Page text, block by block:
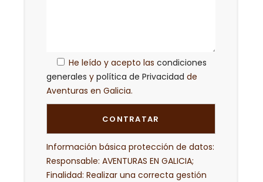
He leído y acepto las condiciones
generales y política de Privacidad de
Aventuras en Galicia.
Información básica protección de datos:
Responsable: AVENTURAS EN GALICIA;
Finalidad: Realizar una correcta gestión